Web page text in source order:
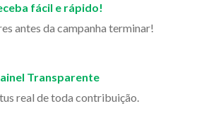
fácil e rápido!
antes da campanha terminar!
Transparente
real de toda contribuição.